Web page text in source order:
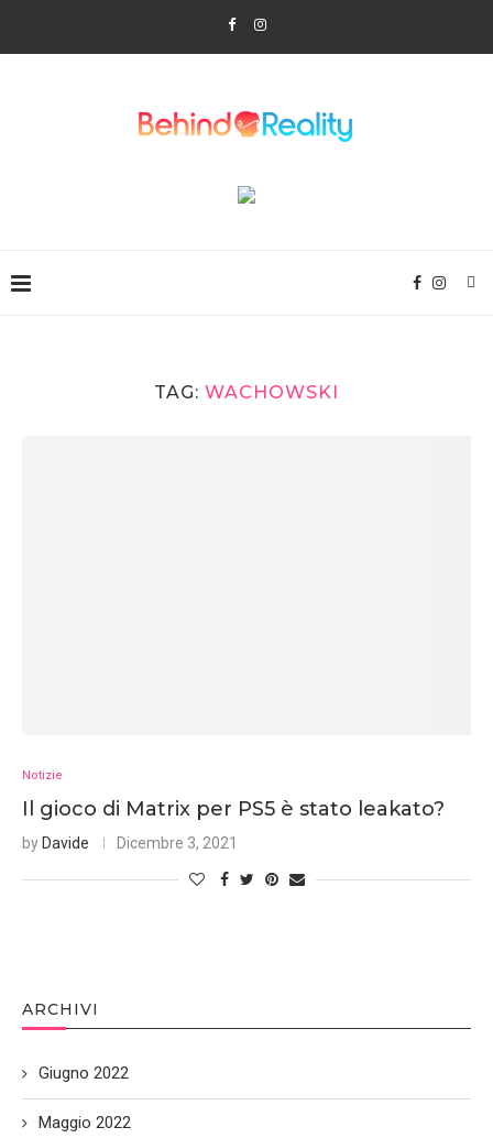
TAG: WACHOWSKI
Notizie
Il gioco di Matrix per PS5 è stato leakato?
by Davide Dicembre 3, 2021
ARCHIVI
Giugno 2022
Maggio 2022